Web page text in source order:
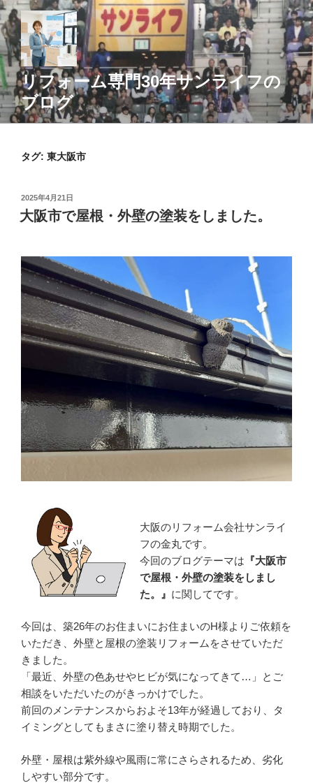
コ
ン
テ
ン
ツ
へ
ス
キ
リフォーム専門30年サンライフの
ブログ
タグ: 東大阪市
投
稿
日:
2025年4月21日
大阪市で屋根・外壁の塗装をしました。
大阪のリフォーム会社サンライ
フの金丸です。
今回のブログテーマは 『大阪市
で屋根・外壁の塗装をしまし
た。』 に関してです。
今回は、築26年のお住まいにお住まいのH様よりご依頼を
いただき、外壁と屋根の塗装リフォームをさせていただ
きました。
「最近、外壁の色あせやヒビが気になってきて…」とご
相談をいただいたのがきっかけでした。
前回のメンテナンスからおよそ13年が経過しており、タ
イミングとしてもまさに塗り替え時期でした。
外壁・屋根は紫外線や風雨に常にさらされるため、劣化
しやすい部分です。